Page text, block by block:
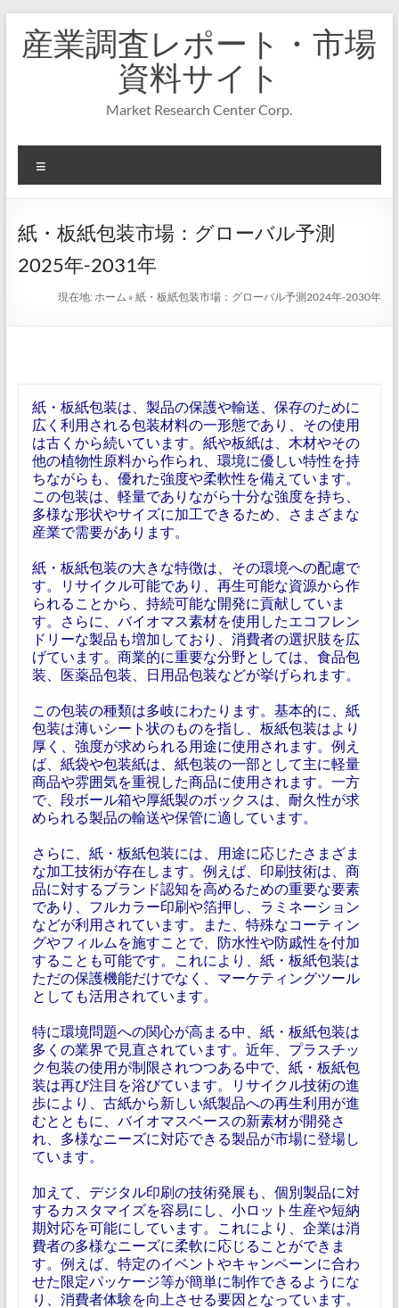
キ
プ
産業調査レポート・市場
資料サイト
Market Research Center Corp.
ニ
ー
紙・板紙包装市場：グローバル予測
2025年-2031年
現在地:ホーム »紙・板紙包装市場：グローバル予測2024年-2030年
紙・板紙包装は、製品の保護や輸送、保存のために
広く利用される包装材料の一形態であり、その使用
は古くから続いています。紙や板紙は、木材やその
他の植物性原料から作られ、環境に優しい特性を持
ちながらも、優れた強度や柔軟性を備えています。
この包装は、軽量でありながら十分な強度を持ち、
多様な形状やサイズに加工できるため、さまざまな
産業で需要があります。
紙・板紙包装の大きな特徴は、その環境への配慮で
す。リサイクル可能であり、再生可能な資源から作
られることから、持続可能な開発に貢献していま
す。さらに、バイオマス素材を使用したエコフレン
ドリーな製品も増加しており、消費者の選択肢を広
げています。商業的に重要な分野としては、食品包
装、医薬品包装、日用品包装などが挙げられます。
この包装の種類は多岐にわたります。基本的に、紙
包装は薄いシート状のものを指し、板紙包装はより
厚く、強度が求められる用途に使用されます。例え
ば、紙袋や包装紙は、紙包装の一部として主に軽量
商品や雰囲気を重視した商品に使用されます。一方
で、段ボール箱や厚紙製のボックスは、耐久性が求
められる製品の輸送や保管に適しています。
さらに、紙・板紙包装には、用途に応じたさまざま
な加工技術が存在します。例えば、印刷技術は、商
品に対するブランド認知を高めるための重要な要素
であり、フルカラー印刷や箔押し、ラミネーション
などが利用されています。また、特殊なコーティン
グやフィルムを施すことで、防水性や防戚性を付加
することも可能です。これにより、紙・板紙包装は
ただの保護機能だけでなく、マーケティングツール
としても活用されています。
特に環境問題への関心が高まる中、紙・板紙包装は
多くの業界で見直されています。近年、プラスチッ
ク包装の使用が制限されつつある中で、紙・板紙包
装は再び注目を浴びています。リサイクル技術の進
歩により、古紙から新しい紙製品への再生利用が進
むとともに、バイオマスベースの新素材が開発さ
れ、多様なニーズに対応できる製品が市場に登場し
ています。
加えて、デジタル印刷の技術発展も、個別製品に対
するカスタマイズを容易にし、小ロット生産や短納
期対応を可能にしています。これにより、企業は消
費者の多様なニーズに柔軟に応じることができま
す。例えば、特定のイベントやキャンペーンに合わ
せた限定パッケージ等が簡単に制作できるようにな
り、消費者体験を向上させる要因となっています。